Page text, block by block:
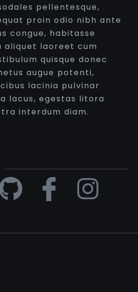
pellentesque,
proin odio nibh ante
congue, habitasse
aliquet laoreet cum
quisque donec
augue potenti,
lacinia pulvinar
lacus, egestas litora
interdum diam.